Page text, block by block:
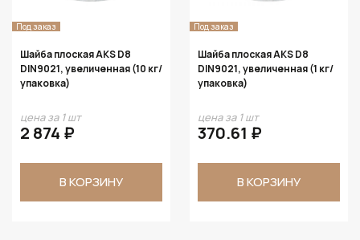
Под заказ
Шайба плоская AKS D8
DIN9021, увеличенная (10 кг/
упаковка)
цена за 1 шт
2 874 ₽
В КОРЗИНУ
Под заказ
Шайба плоская AKS D8
DIN9021, увеличенная (1 кг/
упаковка)
цена за 1 шт
370.61 ₽
В КОРЗИНУ